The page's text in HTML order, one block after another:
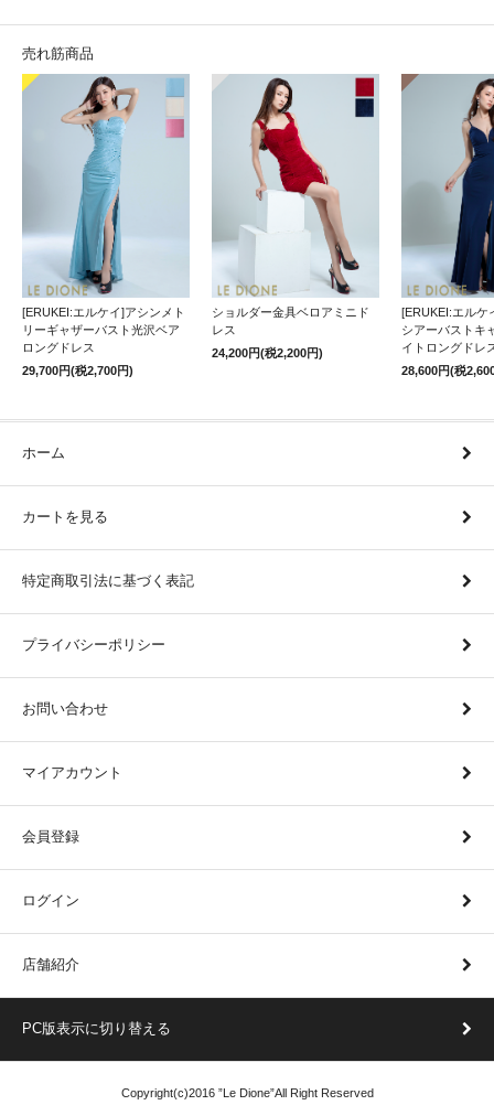
売れ筋商品
[ERUKEI:エルケイ]アシンメト
リーギャザーバスト光沢ベア
ロングドレス
29,700円(税2,700円)
ショルダー金具ベロアミニド
レス
24,200円(税2,200円)
[ERUKEI:エルケ
シアーバストキ
イトロングドレ
28,600円(税
ホーム
カートを見る
特定商取引法に基づく表記
プライバシーポリシー
お問い合わせ
マイアカウント
会員登録
ログイン
店舗紹介
PC版表示に切り替える
Copyright(c)2016 ”Le Dione”All Right Reserved